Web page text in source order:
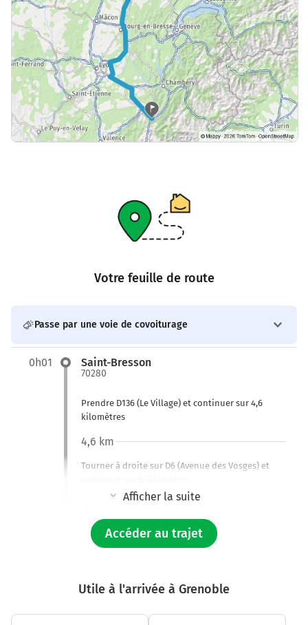
Votre feuille de route
Passe par une voie de covoiturage
0h01 Saint-Bresson
70280
Prendre D136 (Le Village) et continuer sur 4,6
kilomètres
Tourner à droite sur D6 (Avenue des Vosges) et
4,6 km
Au rond-point, prendre la 2ème sortie sur D6
(Avenue de la Vallée du Breuchin) et continuer sur
continuer sur 90 mètres
11,0 km
Afficher la suite
Accéder au trajet
Utile à l'arrivée à Grenoble